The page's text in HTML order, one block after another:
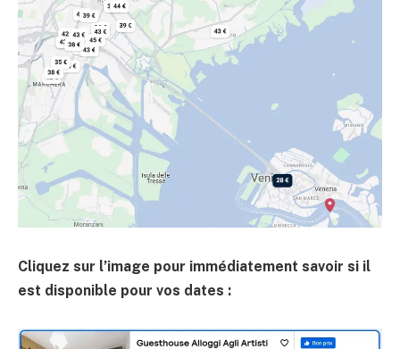
Cliquez sur l’image pour immédiatement savoir si il
est disponible pour vos dates :